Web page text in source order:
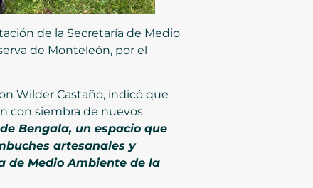
de la Secretaría de Medio
de Monteleón, por el
Wilder Castaño, indicó que
con siembra de nuevos
Bengala, un espacio que
artesanales y
de Medio Ambiente de la